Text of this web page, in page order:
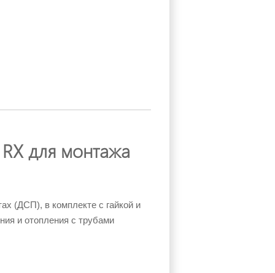
для монтажа
(ДСП), в комплекте с гайкой и
и отопления с трубами